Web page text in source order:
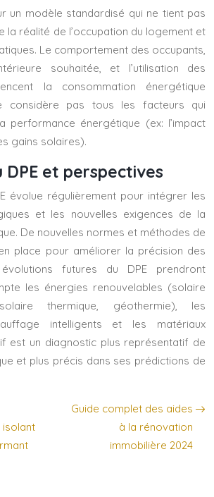
un modèle standardisé qui ne tient pas
la réalité de l’occupation du logement et
Le comportement des occupants,
souhaitée, et l’utilisation des
la consommation énergétique
considère pas tous les facteurs qui
performance énergétique (ex: l’impact
gains solaires).
DPE et perspectives
évolue régulièrement pour intégrer les
et les nouvelles exigences de la
De nouvelles normes et méthodes de
place pour améliorer la précision des
futures du DPE prendront
les énergies renouvelables (solaire
thermique, géothermie), les
intelligents et les matériaux
est un diagnostic plus représentatif de
et plus précis dans ses prédictions de
isolant
Guide complet des aides
à la rénovation
immobilière 2024